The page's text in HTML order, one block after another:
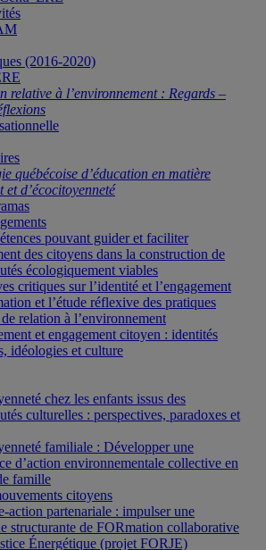
(2016-2020)
relative à l’environnement : Regards –
québécoise d’éducation en matière
et d’écocitoyenneté
pouvant guider et faciliter
des citoyens dans la construction de
écologiquement viables
critiques sur l’identité et l’engagement
et l’étude réflexive des pratiques
relation à l’environnement
et engagement citoyen : identités
idéologies et culture
chez les enfants issus des
culturelles : perspectives, paradoxes et
familiale : Développer une
d’action environnementale collective en
famille
citoyens
action partenariale : impulser une
structurante de FORmation collaborative
Énergétique (projet FORJE)